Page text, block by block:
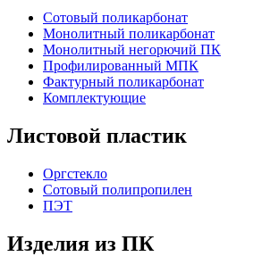
Сотовый поликарбонат
Монолитный поликарбонат
Монолитный негорючий ПК
Профилированный МПК
Фактурный поликарбонат
Комплектующие
Листовой пластик
Оргстекло
Cотовый полипропилен
ПЭТ
Изделия из ПК